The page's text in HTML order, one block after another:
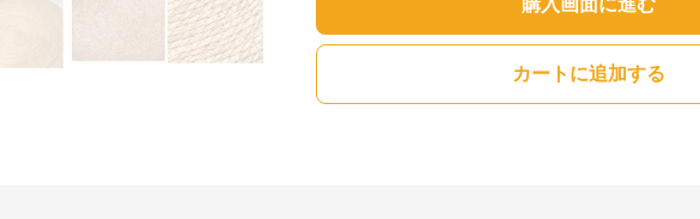
購入画面に進む
カートに追加する